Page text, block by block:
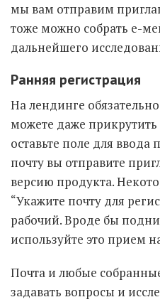
мы вам отправим
тоже можно собрать е-
дальнейшего
Ранняя регистрация
На лендинге
можете даже
оставьте поле для ввода
почту вы отправите
версию продукта.
“Укажите почту для
рабочий. Вроде бы
используйте это прием
Почта и любые
задавать вопросы и